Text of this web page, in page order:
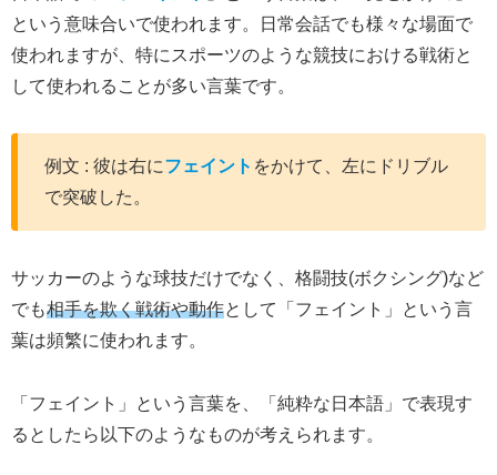
という意味合いで使われます。日常会話でも様々な場面で
使われますが、特にスポーツのような競技における戦術と
して使われることが多い言葉です。
例文 : 彼は右にフェイント をかけて、左にドリブル
で突破した。
サッカーのような球技だけでなく、格闘技(ボクシング)など
でも相手を欺く戦術や動作として「フェイント」という言
葉は頻繁に使われます。
「フェイント」という言葉を、「純粋な日本語」で表現す
るとしたら以下のようなものが考えられます。